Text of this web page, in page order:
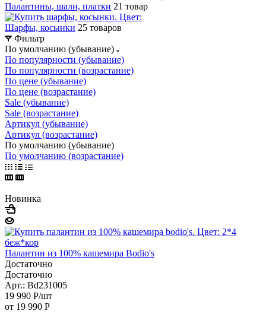
Палантины, шали, платки 21 товар
Шарфы, косынки 25 товаров
Фильтр
По умолчанию (убывание)
По популярности (убывание)
По популярности (возрастание)
По цене (убывание)
По цене (возрастание)
Sale (убывание)
Sale (возрастание)
Артикул (убывание)
Артикул (возрастание)
По умолчанию (убывание)
По умолчанию (возрастание)
Новинка
Палантин из 100% кашемира Bodio's
Достаточно
Достаточно
Арт.: Bd231005
19 990 Р/шт
от 19 990 Р